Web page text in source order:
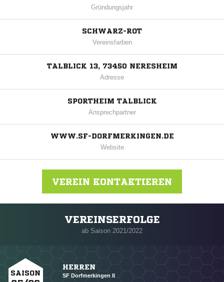
Gründungsjahr
SCHWARZ-ROT
Vereinsfarben
TALBLICK 13, 73450 NERESHEIM
Adresse
SPORTHEIM TALBLICK
Ansprechpartner
WWW.SF-DORFMERKINGEN.DE
Website
VEREIN KONTAKTIEREN
Nachricht an Spfr Dorfmerkingen
VEREINSERFOLGE
ab Saison 2021/2022
SAISON
HERREN
SF Dorfmerkingen II